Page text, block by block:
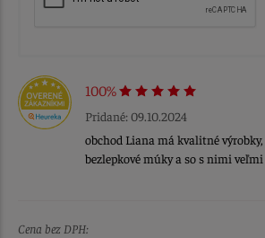
100%
Pridané: 09.10.2024
obchod Liana má kvalitné
bezlepkové múky a so s nimi
Cena bez DPH: